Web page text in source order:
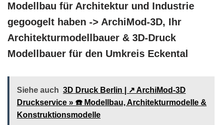
Modellbau für Architektur und Industrie
gegoogelt haben -> ArchiMod-3D, Ihr
Architekturmodellbauer & 3D-Druck
Modellbauer für den Umkreis Eckental
Siehe auch 3D Druck Berlin | ↗️ ArchiMod-3D
Druckservice » ☎️ Modellbau, Architekturmodelle &
Konstruktionsmodelle